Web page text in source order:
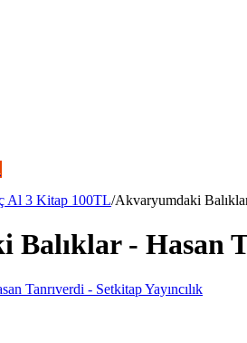
Al 3 Kitap 100TL/Akvaryumdaki
- Hasan